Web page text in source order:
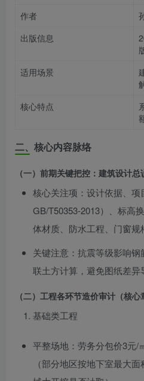
作者
出版信息
适用场景
核心特点
二、核心内容脉络
（一）前期关键把控：建筑设计总
核心关注项：设计依据、
GB/T50353-2013）、标高
体材质、防水工程、门窗规
关键注意：抗震等级影响
联土方计算，避免图纸差异
（二）工程各环节造价审计（核心
基础类工程
平整场地：劳务分包价3元/
（部分地区按地下室最大